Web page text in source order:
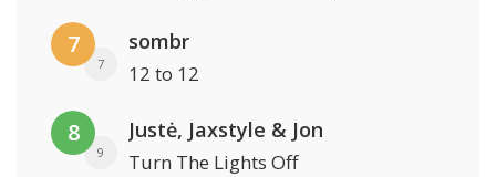
7
7
sombr
12 to 12
8
9
Justė, Jaxstyle & Jon
Turn The Lights Off